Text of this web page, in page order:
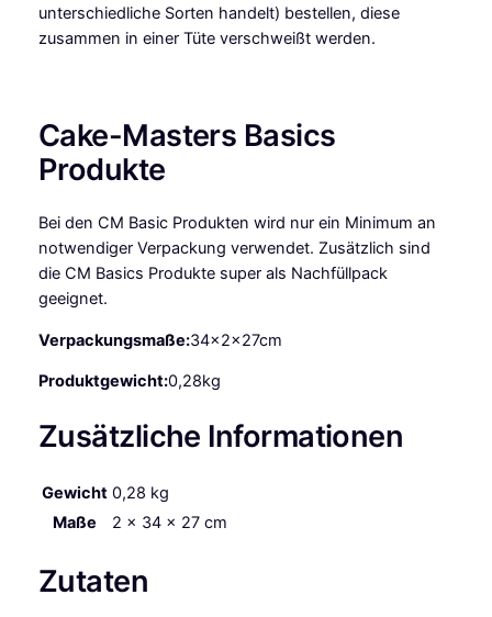
a
r
t
i
t
t
e
r
e
g
unterschiedliche Sorten handelt) bestellen, diese
zusammen in einer Tüte verschweißt werden.
Cake-Masters Basics
Produkte
Bei den CM Basic Produkten wird nur ein Minimum an
notwendiger Verpackung verwendet. Zusätzlich sind
die CM Basics Produkte super als Nachfüllpack
geeignet.
Verpackungsmaße:34x2x27cm
Produktgewicht:0,28kg
Zusätzliche Informationen
Gewicht 0,28 kg
Maße
2 × 34 × 27 cm
Zutaten